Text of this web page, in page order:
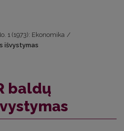
1 (1973): Ekonomika /
išvystymas
baldų